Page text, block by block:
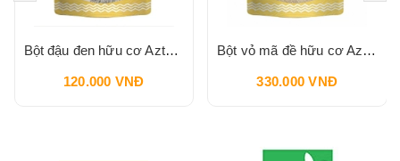
Bột đậu đen hữu cơ Aztec Organics 200g
120.000 VNĐ
Bột vỏ mã đề hữu cơ Aztec Organics 150g
330.000 VNĐ